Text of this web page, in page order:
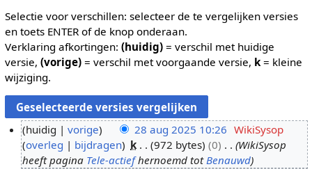
Selectie voor verschillen: selecteer de te vergelijken versies
en toets ENTER of de knop onderaan.
Verklaring afkortingen: (huidig)= verschil met huidige
versie, (vorige)= verschil met voorgaande versie, k= kleine
wijziging.
huidig vorige 28 aug 2025 10:26 WikiSysop
overleg
bijdragen k 972 bytes 0
WikiSysop
heeft pagina Tele-actiefhernoemd totBenauwd